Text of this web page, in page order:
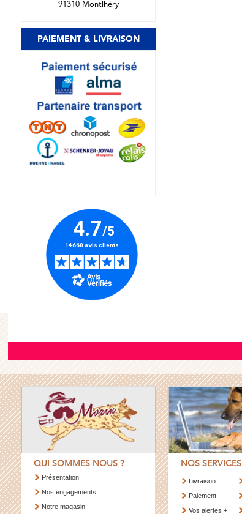
91310 Montlhéry
PAIEMENT & LIVRAISON
QUI SOMMES NOUS ?
Présentation
Nos engagements
Notre magasin
NOS SERVICES
Livraison
Paiement
Vos alertes +